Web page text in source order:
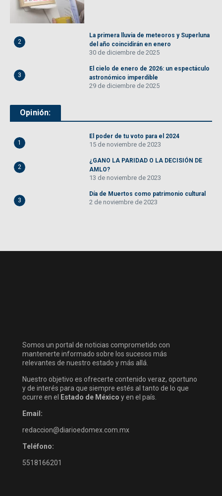
2
La primera lluvia de meteoros y Superluna
del año coincidirán en enero
30 de diciembre de 2025
3
El cielo de enero de 2026: un espectáculo
astronómico imperdible
29 de diciembre de 2025
Opinión:
1
El poder de tu voto para el 2024
15 de noviembre de 2023
2
¿GANO LA PARIDAD O LA DECISIÓN DE
AMLO?
13 de noviembre de 2023
3
Día de Muertos como patrimonio cultural
2 de noviembre de 2023
Somos un portal de noticias comprometido con
mantenerte informado sobre los sucesos más
relevantes de nuestro estado y más allá.
Nuestro objetivo es ofrecerte contenido veraz, oportuno
y de interés para que siempre estés al tanto de lo que
ocurre en el Estado de México y en el país.
Email:
redaccion@diarioedomex.com.mx
Teléfono:
5518166201